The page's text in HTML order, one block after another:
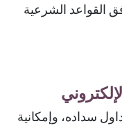
القواعد الشرعية
سداده، وإمكانية